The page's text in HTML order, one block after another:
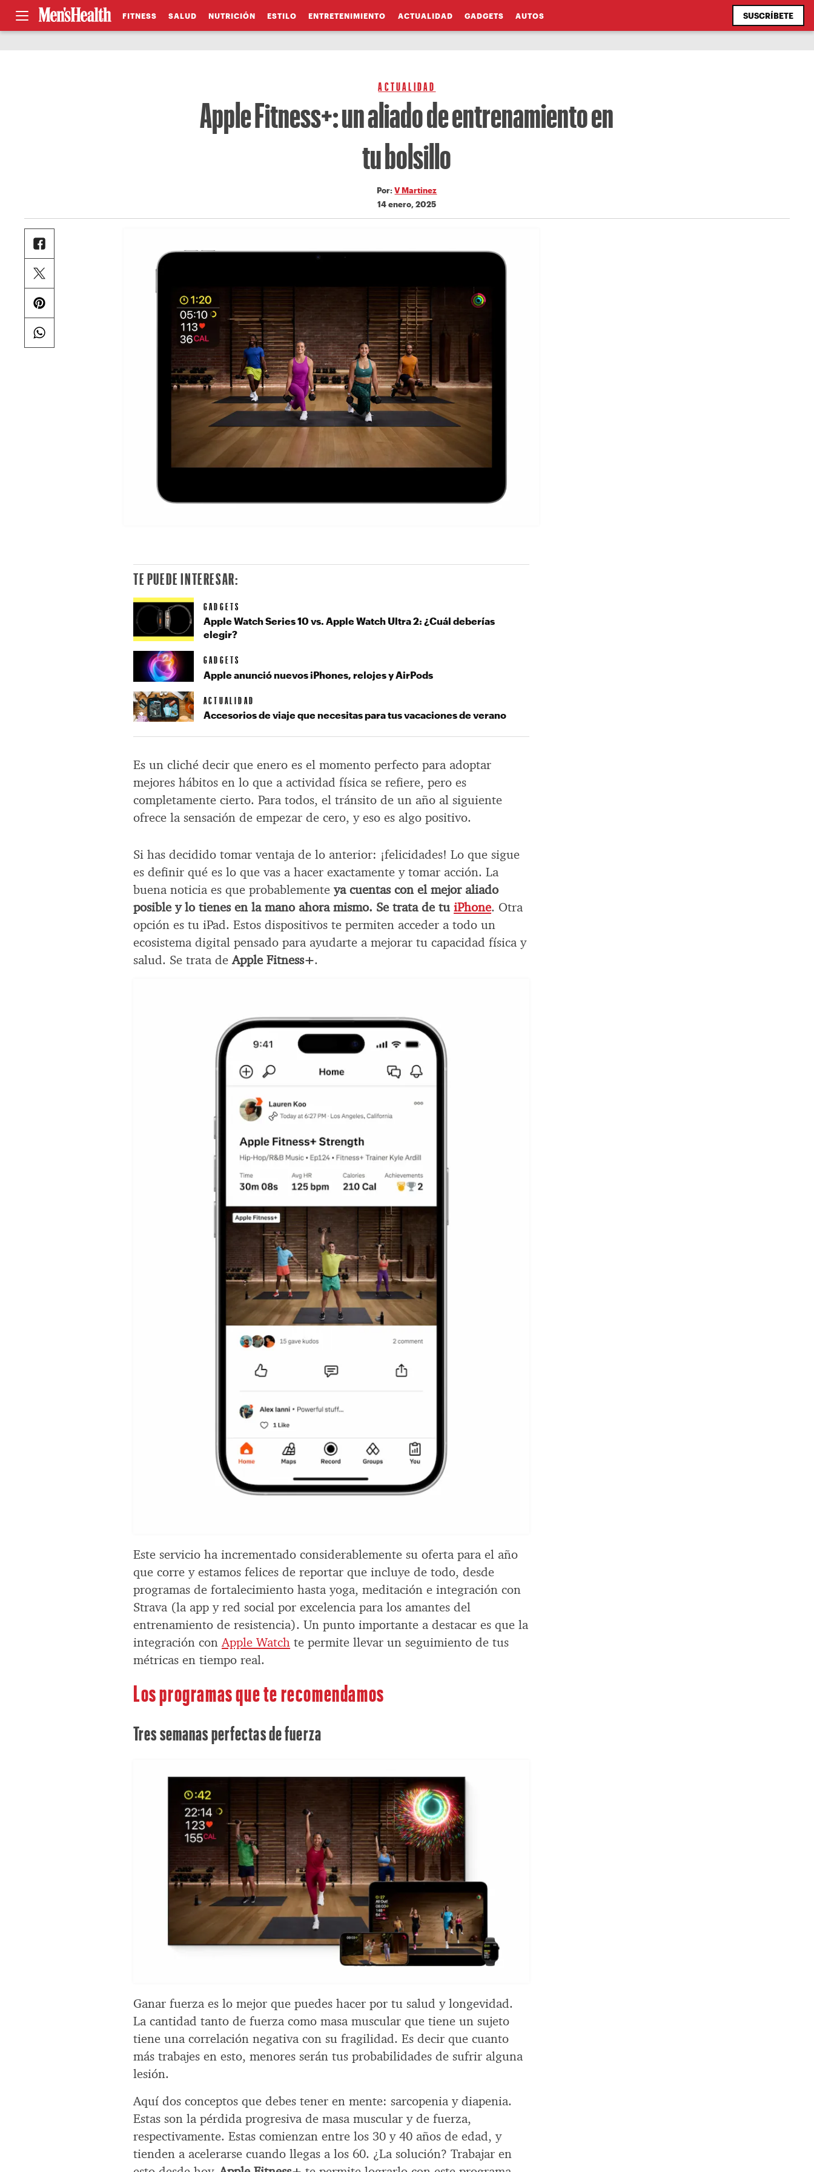
FITNESS SALUD NUTRICIÓN ESTILO ENTRETENIMIENTO ACTUALIDAD GADGETS AUTOS SUSCRÍBETE
ACTUALIDAD
Apple Fitness+: un aliado de entrenamiento en
tu bolsillo
Por:V Martinez
14 enero, 2025
Es un cliché decir que enero es el momento perfecto para adoptar
mejores hábitos en lo que a actividad física se refiere, pero es
completamente cierto. Para todos, el tránsito de un año al siguiente
ofrece la sensación de empezar de cero, y eso es algo positivo.
Si has decidido tomar ventaja de lo anterior: ¡felicidades! Lo que sigue
es definir qué es lo que vas a hacer exactamente y tomar acción. La
buena noticia es que probablementeya cuentas con el mejor aliado
posible y lo tienes en la mano ahora mismo. Se trata de tuiPhone. Otra
opción es tu iPad. Estos dispositivos te permiten acceder a todo un
ecosistema digital pensado para ayudarte a mejorar tu capacidad física y
salud. Se trata deApple Fitness+.
Este servicio ha incrementado considerablemente su oferta para el año
que corre y estamos felices de reportar que incluye de todo, desde
programas de fortalecimiento hasta yoga, meditación e integración con
Strava (la app y red social por excelencia para los amantes del
entrenamiento de resistencia). Un punto importante a destacar es que la
integración conApple Watch te permite llevar un seguimiento de tus
métricas en tiempo real.
Los programas que te recomendamos
Tres semanas perfectas de fuerza
Ganar fuerza es lo mejor que puedes hacer por tu salud y longevidad.
La cantidad tanto de fuerza como masa muscular que tiene un sujeto
tiene una correlación negativa con su fragilidad. Es decir que cuanto
más trabajes en esto, menores serán tus probabilidades de sufrir alguna
lesión.
Aquí dos conceptos que debes tener en mente: sarcopenia y diapenia.
Estas son la pérdida progresiva de masa muscular y de fuerza,
respectivamente. Estas comienzan entre los 30 y 40 años de edad, y
tienden a acelerarse cuando llegas a los 60. ¿La solución? Trabajar en
TE PUEDE INTERESAR:
GADGETS
Apple Watch Series 10 vs. Apple Watch Ultra 2: ¿Cuál deberías
elegir?
GADGETS
Apple anunció nuevos iPhones, relojes y AirPods
ACTUALIDAD
Accesorios de viaje que necesitas para tus vacaciones de verano